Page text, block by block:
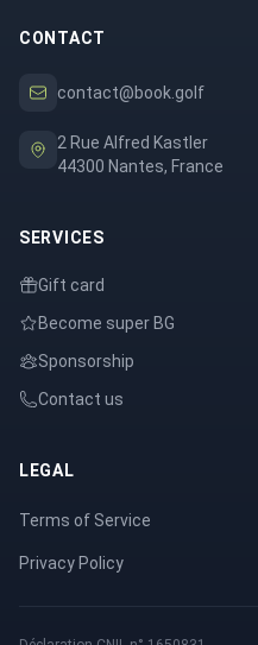
CONTACT
contact@book.golf
2 Rue Alfred Kastler
44300 Nantes, France
SERVICES
Gift card
Become super BG
Sponsorship
Contact us
LEGAL
Terms of Service
Privacy Policy